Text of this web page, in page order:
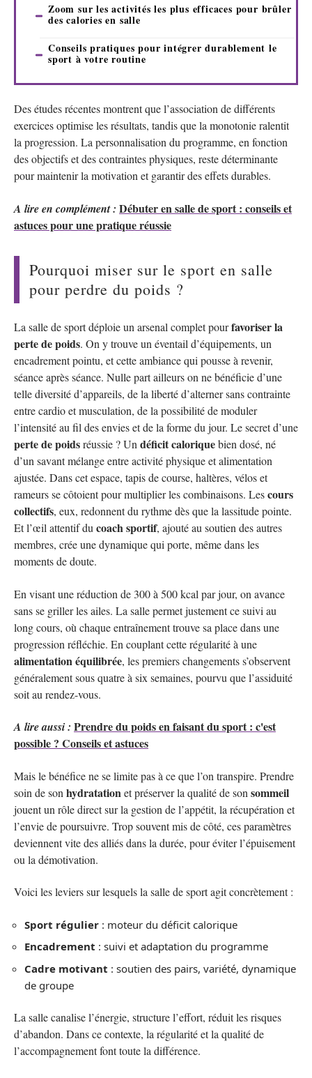
Zoom sur les activités les plus efficaces pour brûler
des calories en salle
Conseils pratiques pour intégrer durablement le
sport à votre routine
Des études récentes montrent que l’association de différents
exercices optimise les résultats, tandis que la monotonie ralentit
la progression. La personnalisation du programme, en fonction
des objectifs et des contraintes physiques, reste déterminante
pour maintenir la motivation et garantir des effets durables.
A lire en complément : Débuter en salle de sport : conseils et
astuces pour une pratique réussie
Pourquoi miser sur le sport en salle
pour perdre du poids ?
La salle de sport déploie un arsenal complet pourfavoriser la
perte de poids. On y trouve un éventail d’équipements, un
encadrement pointu, et cette ambiance qui pousse à revenir,
séance après séance. Nulle part ailleurs on ne bénéficie d’une
telle diversité d’appareils, de la liberté d’alterner sans contrainte
entre cardio et musculation, de la possibilité de moduler
l’intensité au fil des envies et de la forme du jour. Le secret d’une
perte de poidsréussie ? Un déficit caloriquebien dosé, né
d’un savant mélange entre activité physique et alimentation
ajustée. Dans cet espace, tapis de course, haltères, vélos et
rameurs se côtoient pour multiplier les combinaisons. Lescours
collectifs, eux, redonnent du rythme dès que la lassitude pointe.
Et l’œil attentif du coach sportif, ajouté au soutien des autres
membres, crée une dynamique qui porte, même dans les
moments de doute.
En visant une réduction de 300 à 500 kcal par jour, on avance
sans se griller les ailes. La salle permet justement ce suivi au
long cours, où chaque entraînement trouve sa place dans une
progression réfléchie. En couplant cette régularité à une
alimentation équilibrée, les premiers changements s’observent
généralement sous quatre à six semaines, pourvu que l’assiduité
soit au rendez-vous.
A lire aussi : Prendre du poids en faisant du sport : c'est
possible ? Conseils et astuces
Mais le bénéfice ne se limite pas à ce que l’on transpire. Prendre
soin de son hydratation et préserver la qualité de son sommeil
jouent un rôle direct sur la gestion de l’appétit, la récupération et
l’envie de poursuivre. Trop souvent mis de côté, ces paramètres
deviennent vite des alliés dans la durée, pour éviter l’épuisement
ou la démotivation.
Voici les leviers sur lesquels la salle de sport agit concrètement :
Sport régulier : moteur du déficit calorique
Encadrement : suivi et adaptation du programme
Cadre motivant : soutien des pairs, variété, dynamique
de groupe
La salle canalise l’énergie, structure l’effort, réduit les risques
d’abandon. Dans ce contexte, la régularité et la qualité de
l’accompagnement font toute la différence.